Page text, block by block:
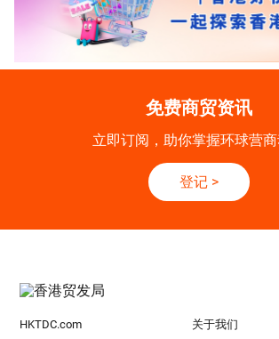
免费商贸资讯
立即订阅，助你掌握环球营
登记 >
HKTDC.com 关于我们